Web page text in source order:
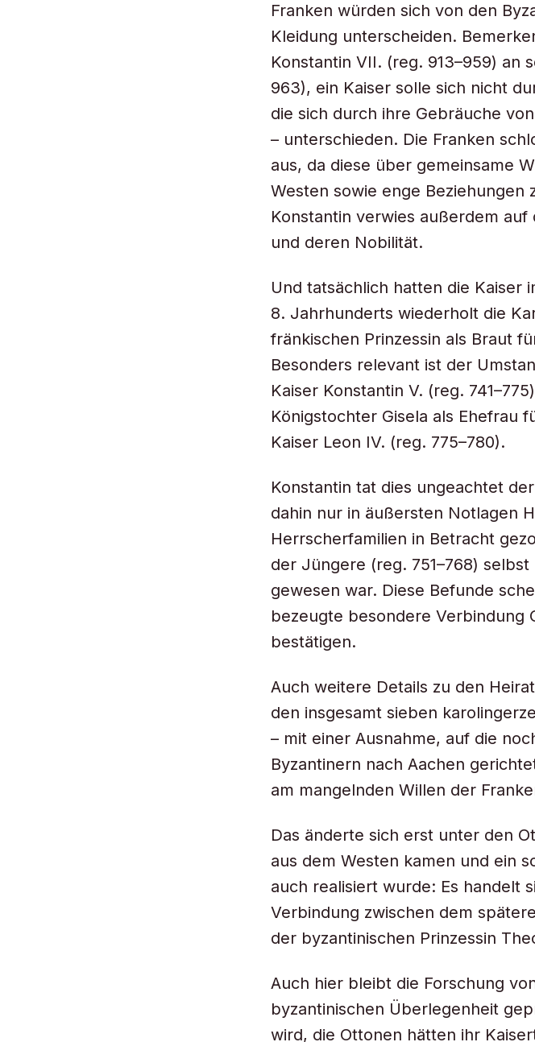
Franken würden sich von den
Kleidung unterscheiden.
Konstantin VII. (reg. 913–959) an
963), ein Kaiser solle sich nicht
die sich durch ihre Gebräuche
– unterschieden. Die Franken
aus, da diese über gemeinsame
Westen sowie enge Beziehungen
Konstantin verwies außerdem
und deren Nobilität.
Und tatsächlich hatten die Kaiser
8. Jahrhunderts wiederholt die
fränkischen Prinzessin als Braut
Besonders relevant ist der
Kaiser Konstantin V. (reg.
Königstochter Gisela als Ehefrau
Kaiser Leon IV. (reg. 775–780).
Konstantin tat dies ungeachtet
dahin nur in äußersten Notlagen
Herrscherfamilien in Betracht
der Jüngere (reg. 751–768)
gewesen war. Diese Befunde
bezeugte besondere Verbindung
bestätigen.
Auch weitere Details zu den
den insgesamt sieben
– mit einer Ausnahme, auf die
Byzantinern nach Aachen
am mangelnden Willen der
Das änderte sich erst unter den
aus dem Westen kamen und ein
auch realisiert wurde: Es handelt
Verbindung zwischen dem
der byzantinischen Prinzessin
Auch hier bleibt die Forschung
byzantinischen Überlegenheit
wird, die Ottonen hätten ihr